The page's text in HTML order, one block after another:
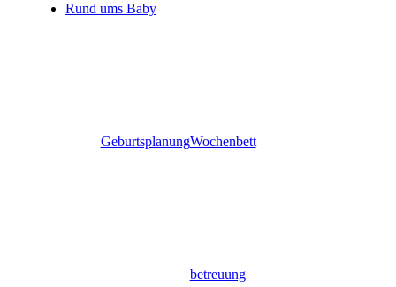
Rund ums Baby
GeburtsplanungWochenbett
betreuung